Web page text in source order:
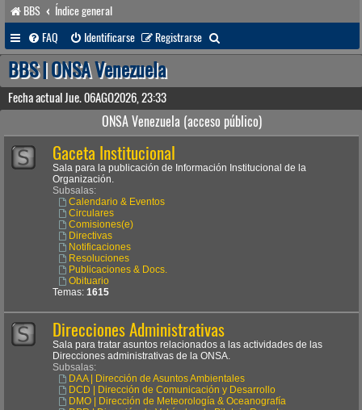
BBS
Índice general
FAQ
Identificarse Registrarse
u
a
BBS | ONSA Venezuela
Fecha actual Jue. 06AGO2026, 23:33
ONSA Venezuela (acceso público)
Gaceta Institucional
Sala para la publicación de Información Institucional de la
Organización.
Subsalas:
Calendario & Eventos
Circulares
Comisiones(e)
Directivas
Notificaciones
Resoluciones
Publicaciones & Docs.
Obituario
Temas: 1615
Direcciones Administrativas
Sala para tratar asuntos relacionados a las actividades de las
Direcciones administrativas de la ONSA.
Subsalas:
DAA | Dirección de Asuntos Ambientales
DCD | Dirección de Comunicación y Desarrollo
DMO | Dirección de Meteorología & Oceanografía